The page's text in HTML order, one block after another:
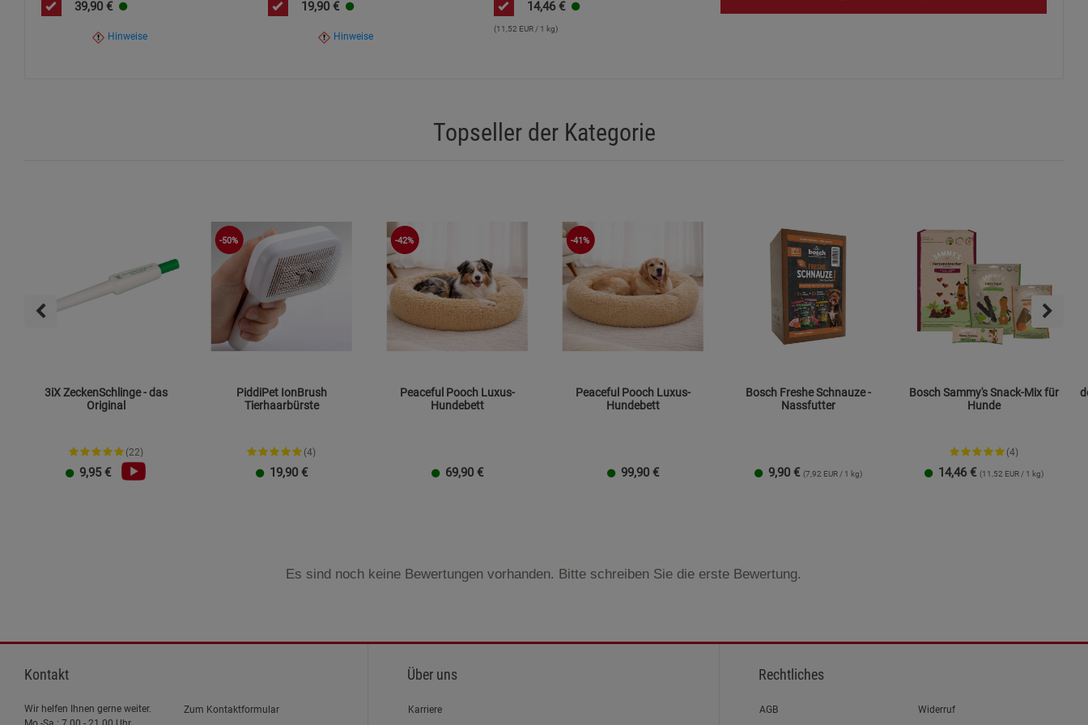
39,90 €
Hinweise
19,90 €
Hinweise
14,46 €
(11,52 EUR / 1 kg)
Topseller der Kategorie
3iX ZeckenSchlinge - das
Original
(22)
9,95 €
-50%
PiddiPet IonBrush
Tierhaarbürste
(4)
19,90 €
-42%
Peaceful Pooch Luxus-
Hundebett
69,90 €
-41%
Peaceful Pooch Luxus-
Hundebett
99,90 €
Bosch Freshe Schnauze -
Nassfutter
9,90 € (7,92 EUR / 1 kg)
Bosch Sammy's Snack-Mix für
Hunde
(4)
14,46 € (11,52 EUR / 1 kg)
Es sind noch keine Bewertungen vorhanden. Bitte schreiben Sie die erste Bewertung.
Kontakt
Wir helfen Ihnen gerne weiter.
Zum Kontaktformular
Über uns
Karriere
Rechtliches
Link zum/zur
AGB Widerruf